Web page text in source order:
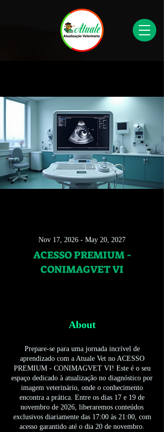
ACESSO PREMIUM -
CONIMAGVET VI
Nov 17, 2026 - May 20, 2027
About
Prepare-se para uma jornada incrível de
aprendizado com a Atuale Vet no ACESSO
PREMIUM - CONIMAGVET VI! Este é o seu
espaço dedicado à atualização no diagnóstico por
imagem veterinário, onde o conhecimento
encontra a prática. Entre os dias 17 e 19 de
novembro de 2026, liberaremos conteúdos
exclusivos diariamente das 17:00 às 21:00, com
acesso garantido até o dia 20 de novembro.